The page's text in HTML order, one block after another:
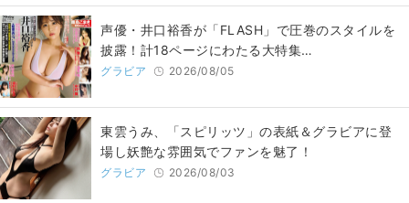
声優・井口裕香が「FLASH」で圧巻のスタイルを
披露！計18ページにわたる大特集…
グラビア 2026/08/05
東雲うみ、「スピリッツ」の表紙＆グラビアに登
場し妖艶な雰囲気でファンを魅了！
グラビア 2026/08/03